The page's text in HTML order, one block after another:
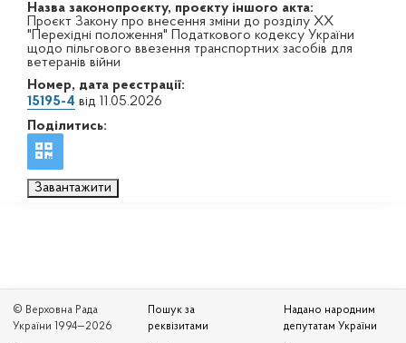
Назва законопроєкту, проєкту іншого акта:
Проєкт Закону про внесення зміни до розділу XX
"Перехідні положення" Податкового кодексу України
щодо пільгового ввезення транспортних засобів для
ветеранів війни
Номер, дата реєстрації:
15195-4 від 11.05.2026
Поділитись:
Завантажити
© Верховна Рада
України 1994—2026
Пошук за
реквізитами
Надано народним
депутатам України